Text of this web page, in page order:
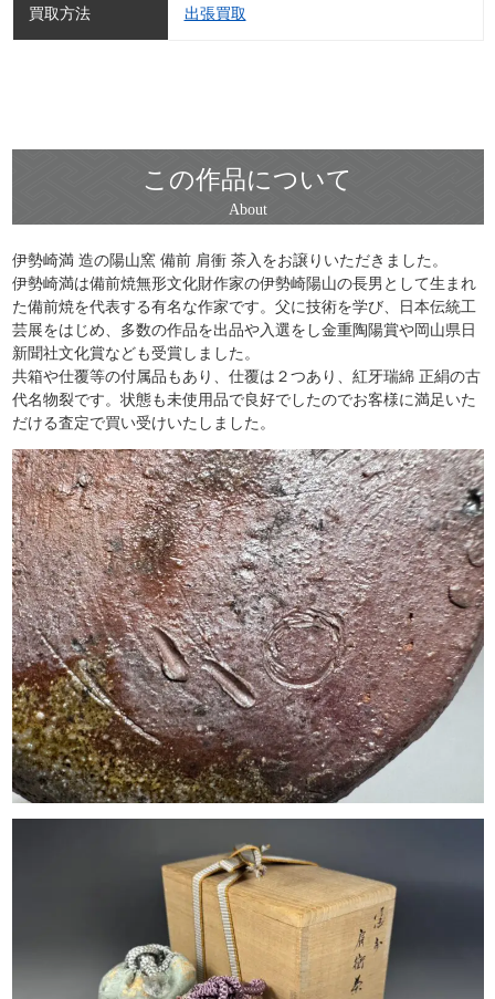
買取方法 出張買取
この作品について
伊勢崎満 造の陽山窯 備前 肩衝 茶入をお譲りいただきました。
伊勢崎満は備前焼無形文化財作家の伊勢崎陽山の長男として生まれ
た備前焼を代表する有名な作家です。父に技術を学び、日本伝統工
芸展をはじめ、多数の作品を出品や入選をし金重陶陽賞や岡山県日
新聞社文化賞なども受賞しました。
共箱や仕覆等の付属品もあり、仕覆は２つあり、紅牙瑞綿 正絹の古
代名物裂です。状態も未使用品で良好でしたのでお客様に満足いた
だける査定で買い受けいたしました。